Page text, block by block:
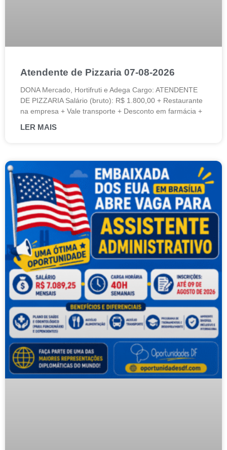
Atendente de Pizzaria 07-08-2026
DONA Mercado, Hortifruti e Adega Cargo: ATENDENTE
DE PIZZARIA Salário (bruto): R$ 1.800,00 + Restaurante
na empresa + Vale transporte + Desconto em farmácia +
LER MAIS